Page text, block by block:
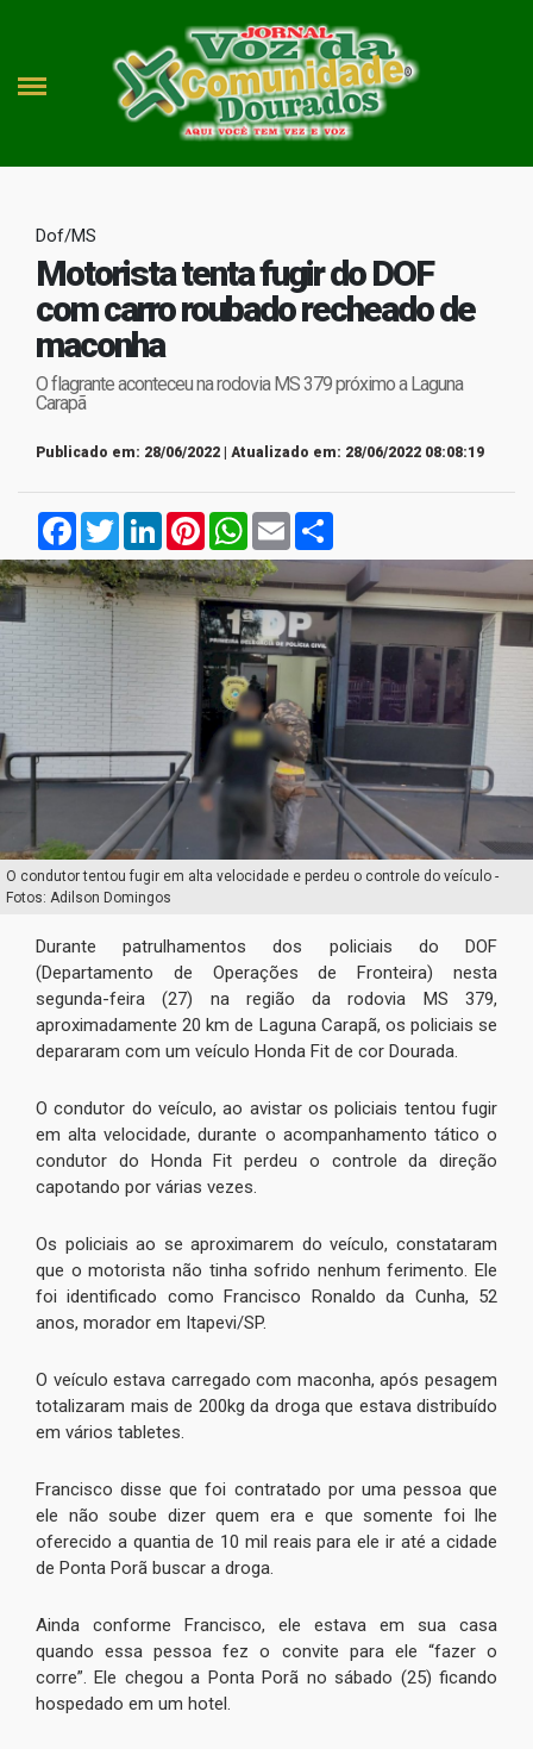
Dof/MS
Motorista tenta fugir do DOF
com carro roubado recheado de
maconha
O flagrante aconteceu na rodovia MS 379 próximo a Laguna
Carapã
Publicado em: 28/06/2022 | Atualizado em: 28/06/2022 08:08:19
FacebookTwitterLinkedInPinterestWhatsApp
Email
O condutor tentou fugir em alta velocidade e perdeu o controle do veículo -
Fotos: Adilson Domingos
Durante patrulhamentos dos policiais do DOF
(Departamento de Operações de Fronteira) nesta
segunda-feira (27) na região da rodovia MS 379,
aproximadamente 20 km de Laguna Carapã, os policiais se
depararam com um veículo Honda Fit de cor Dourada.
O condutor do veículo, ao avistar os policiais tentou fugir
em alta velocidade, durante o acompanhamento tático o
condutor do Honda Fit perdeu o controle da direção
capotando por várias vezes.
Os policiais ao se aproximarem do veículo, constataram
que o motorista não tinha sofrido nenhum ferimento. Ele
foi identificado como Francisco Ronaldo da Cunha, 52
anos, morador em Itapevi/SP.
O veículo estava carregado com maconha, após pesagem
totalizaram mais de 200kg da droga que estava distribuído
em vários tabletes.
Francisco disse que foi contratado por uma pessoa que
ele não soube dizer quem era e que somente foi lhe
oferecido a quantia de 10 mil reais para ele ir até a cidade
de Ponta Porã buscar a droga.
Ainda conforme Francisco, ele estava em sua casa
quando essa pessoa fez o convite para ele “fazer o
corre”. Ele chegou a Ponta Porã no sábado (25) ficando
hospedado em um hotel.